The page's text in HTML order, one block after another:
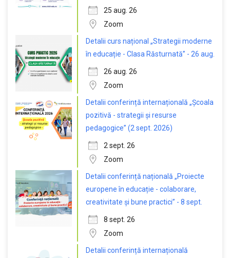
25 aug. 26
Zoom
Detalii curs național „Strategii moderne
în educație - Clasa Răsturnată” - 26 aug.
26 aug. 26
Zoom
Detalii conferință internațională „Școala
pozitivă - strategii și resurse
pedagogice” (2 sept. 2026)
2 sept. 26
Zoom
Detalii conferință națională „Proiecte
europene în educație - colaborare,
creativitate și bune practici” - 8 sept.
8 sept. 26
Zoom
Detalii conferință internațională